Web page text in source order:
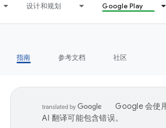
设计和规划 Google Play
指南 参考文档 社区
Google 会使
AI 翻译可能包含错误。